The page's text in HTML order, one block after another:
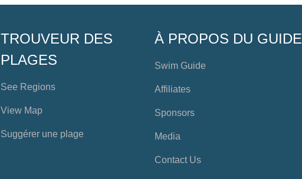
TROUVEUR DES
PLAGES
See Regions
View Map
Suggérer une plage
À PROPOS DU GUIDE
Swim Guide
Affiliates
Sponsors
Media
Contact Us